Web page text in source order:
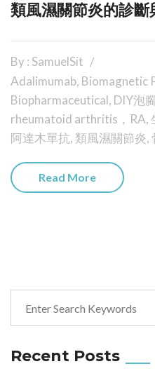
類風濕關節炎的診斷
By : SamuelSit
Adalimumab, Biomagnetic
Biopharmaceutical, DIY泡
rheumatoid arthritis，RA,
阿達木單抗, 類風濕關節炎,
Read More
Recent Posts